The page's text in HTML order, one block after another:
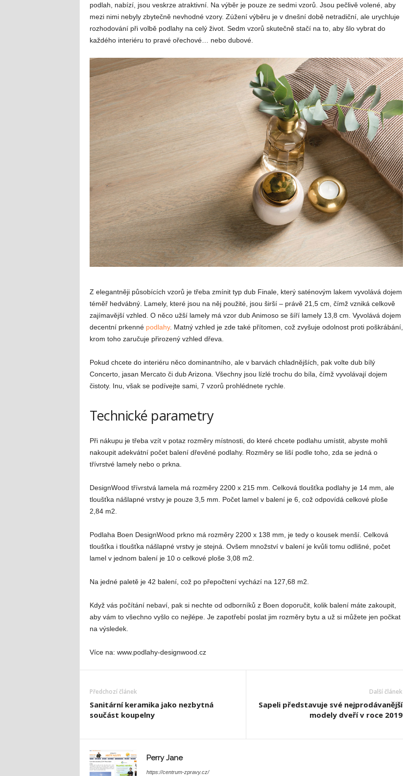
podlah, nabízí, jsou veskrze atraktivní. Na výběr je pouze ze sedmi vzorů. Jsou pečlivě volené, aby
mezi nimi nebyly zbytečně nevhodné vzory. Zúžení výběru je v dnešní době netradiční, ale urychluje
rozhodování při volbě podlahy na celý život. Sedm vzorů skutečně stačí na to, aby šlo vybrat do
každého interiéru to pravé ořechové… nebo dubové.
Z elegantněji působících vzorů je třeba zmínit typ dub Finale, který saténovým lakem vyvolává dojem
téměř hedvábný. Lamely, které jsou na něj použité, jsou širší – právě 21,5 cm, čímž vzniká celkově
zajímavější vzhled. O něco užší lamely má vzor dub Animoso se šíří lamely 13,8 cm. Vyvolává dojem
decentní prkenné podlahy. Matný vzhled je zde také přítomen, což zvyšuje odolnost proti poškrábání,
krom toho zaručuje přirozený vzhled dřeva.
Pokud chcete do interiéru něco dominantního, ale v barvách chladnějších, pak volte dub bílý
Concerto, jasan Mercato či dub Arizona. Všechny jsou lízlé trochu do bíla, čímž vyvolávají dojem
čistoty. Inu, však se podívejte sami, 7 vzorů prohlédnete rychle.
Technické parametry
Při nákupu je třeba vzít v potaz rozměry místnosti, do které chcete podlahu umístit, abyste mohli
nakoupit adekvátní počet balení dřevěné podlahy. Rozměry se liší podle toho, zda se jedná o
třívrstvé lamely nebo o prkna.
DesignWood třívrstvá lamela má rozměry 2200 x 215 mm. Celková tloušťka podlahy je 14 mm, ale
tloušťka nášlapné vrstvy je pouze 3,5 mm. Počet lamel v balení je 6, což odpovídá celkové ploše
2,84 m2.
Podlaha Boen DesignWood prkno má rozměry 2200 x 138 mm, je tedy o kousek menší. Celková
tloušťka i tloušťka nášlapné vrstvy je stejná. Ovšem množství v balení je kvůli tomu odlišné, počet
lamel v jednom balení je 10 o celkové ploše 3,08 m2.
Na jedné paletě je 42 balení, což po přepočtení vychází na 127,68 m2.
Když vás počítání nebaví, pak si nechte od odborníků z Boen doporučit, kolik balení máte zakoupit,
aby vám to všechno vyšlo co nejlépe. Je zapotřebí poslat jim rozměry bytu a už si můžete jen počkat
na výsledek.
Více na: www.podlahy-designwood.cz
Předchozí článek
Sanitární keramika jako nezbytná
součást koupelny
Další článek
Sapeli představuje své nejprodávanější
modely dveří v roce 2019
Perry Jane
https://centrum-zpravy.cz/